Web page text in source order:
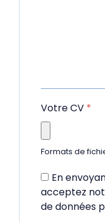
Votre CV *
Formats de
En
acceptez
de données